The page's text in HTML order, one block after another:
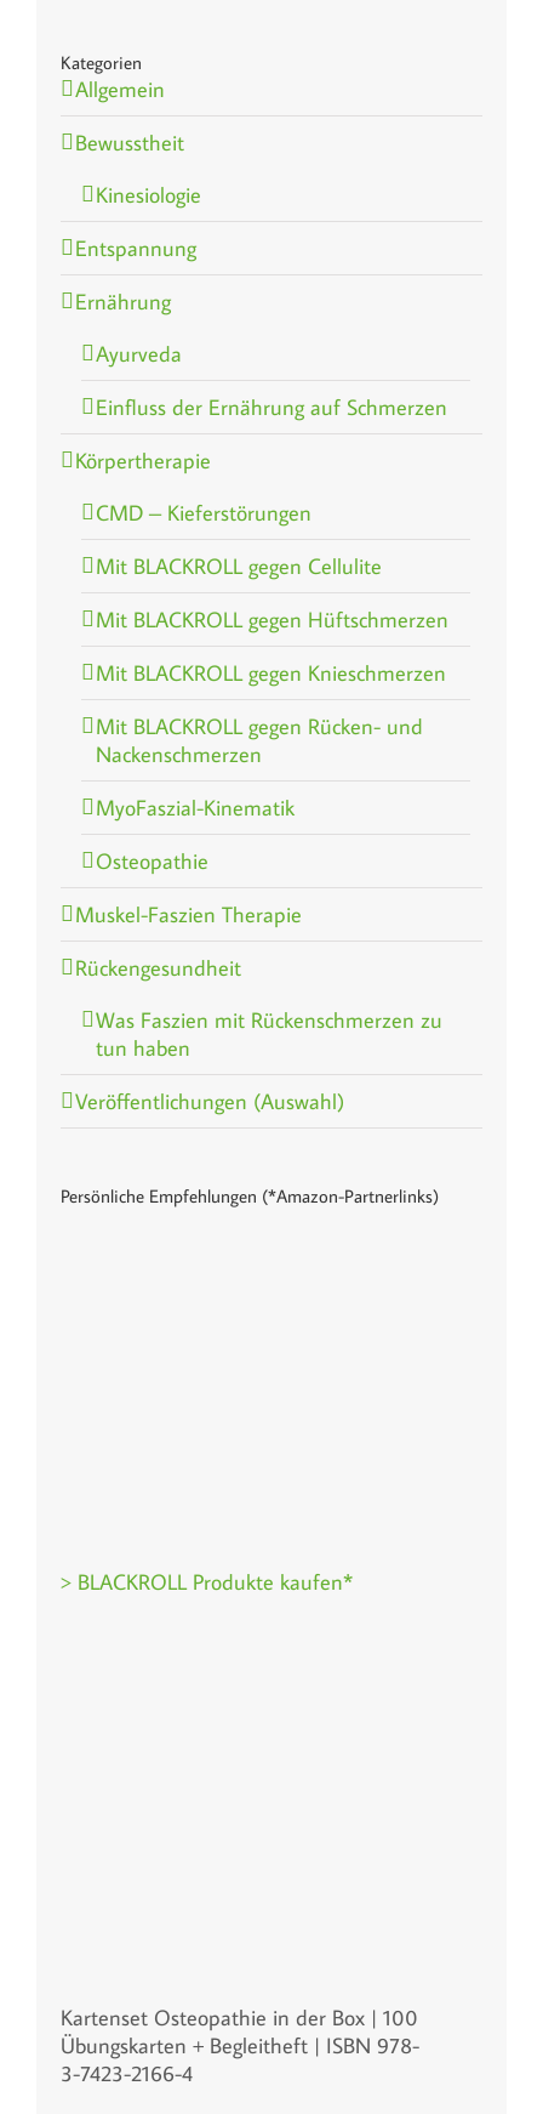
Kategorien
Allgemein
Bewusstheit
Kinesiologie
Entspannung
Ernährung
Ayurveda
Einfluss der Ernährung auf Schmerzen
Körpertherapie
CMD – Kieferstörungen
Mit BLACKROLL gegen Cellulite
Mit BLACKROLL gegen Hüftschmerzen
Mit BLACKROLL gegen Knieschmerzen
Mit BLACKROLL gegen Rücken- und
Nackenschmerzen
MyoFaszial-Kinematik
Osteopathie
Muskel-Faszien Therapie
Rückengesundheit
Was Faszien mit Rückenschmerzen zu
tun haben
Veröffentlichungen (Auswahl)
Persönliche Empfehlungen (*Amazon-Partnerlinks)
> BLACKROLL Produkte kaufen*
Kartenset Osteopathie in der Box | 100
Übungskarten + Begleitheft | ISBN 978-
3-7423-2166-4